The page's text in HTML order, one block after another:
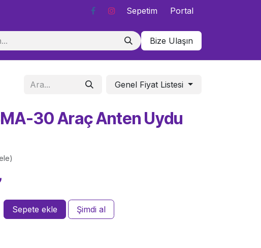
Sepetim Portal
Bize Ulaşın
Genel Fiyat Listesi
30 Araç Anten Uydu
Sepete ekle Şimdi al